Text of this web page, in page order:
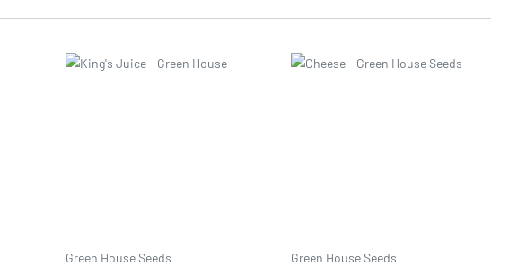
Prezzo
Green House Seeds
Prezzo
Green House Seeds